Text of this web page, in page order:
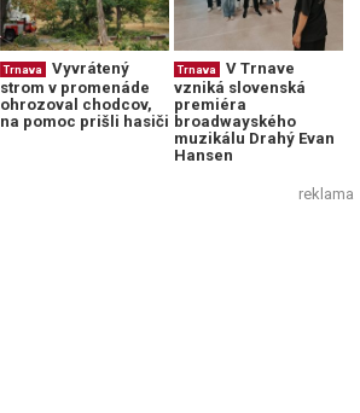
Trnava
Vyvrátený
strom v promenáde
ohrozoval chodcov,
na pomoc prišli hasiči
Trnava
V Trnave
vzniká slovenská
premiéra
broadwayského
muzikálu Drahý Evan
Hansen
reklama